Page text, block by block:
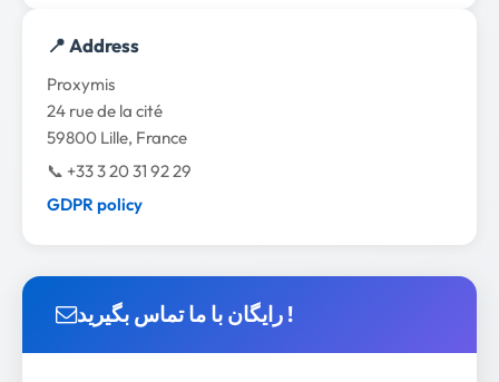
📍 Address
Proxymis
24 rue de la cité
59800 Lille, France
📞 +33 3 20 31 92 29
GDPR policy
رایگان با ما تماس بگیرید !